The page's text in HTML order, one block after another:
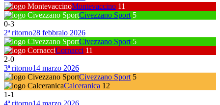
Montevaccino 11
Civezzano Sport 5
0-3
2ª ritorno28 febbraio 2026
Civezzano Sport 5
Cornacci 11
2-0
3ª ritorno14 marzo 2026
Civezzano Sport 5
Calceranica 12
1-1
4ª ritorno14 marzo 2026